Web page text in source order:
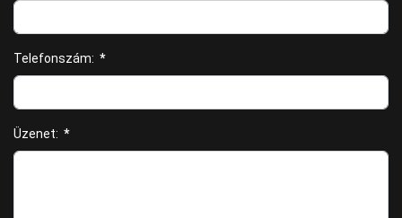
Telefonszám: *
Üzenet: *